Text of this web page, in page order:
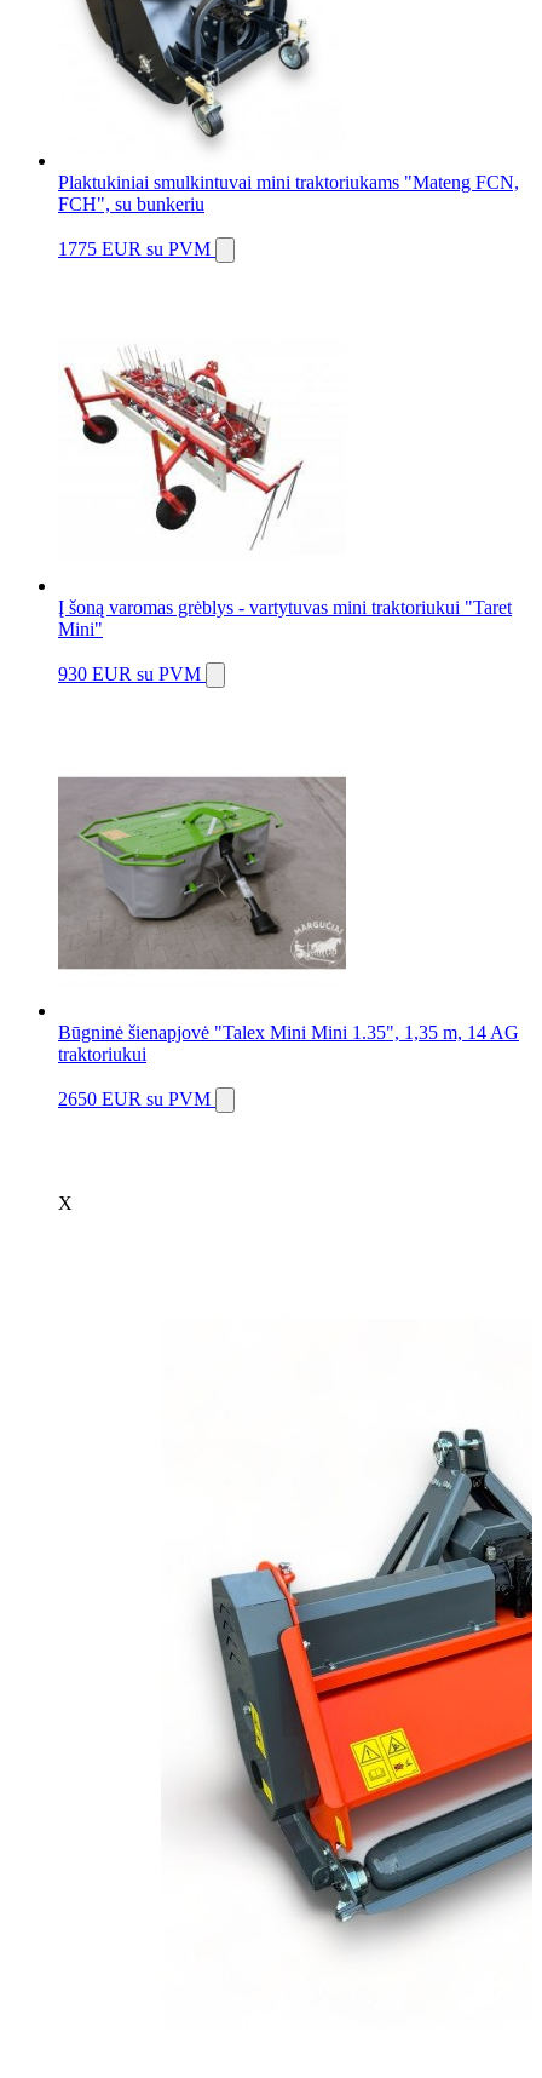
Plaktukiniai smulkintuvai mini traktoriukams "Mateng FCN,
FCH", su bunkeriu
1775 EUR su PVM
Į šoną varomas grėblys - vartytuvas mini traktoriukui "Taret
Mini"
930 EUR su PVM
Būgninė šienapjovė "Talex Mini Mini 1.35", 1,35 m, 14 AG
traktoriukui
2650 EUR su PVM
X